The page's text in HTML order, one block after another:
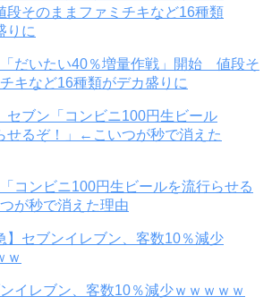
「だいたい40％増量作戦」開始 値段そ
キなど16種類がデカ盛りに
「コンビニ100円生ビールを流行らせる
が秒で消えた理由
ンイレブン、客数10％減少ｗｗｗｗｗ